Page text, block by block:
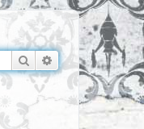
Suche Erweiterte Suche